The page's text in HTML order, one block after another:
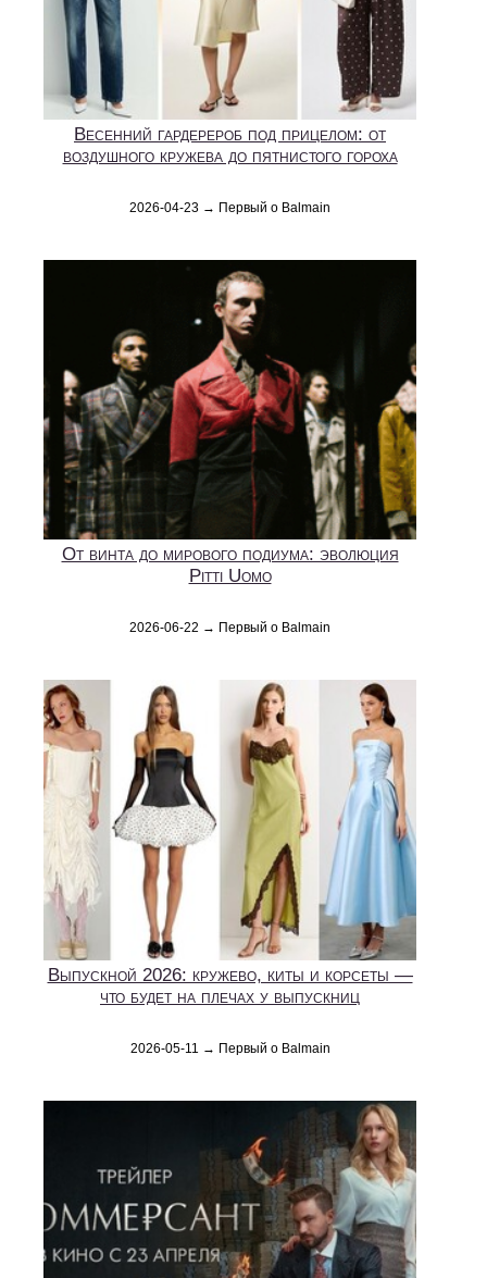
Весенний гардерероб под прицелом: от
воздушного кружева до пятнистого гороха
2026-04-23 → Первый о Balmain
От винта до мирового подиума: эволюция
Pitti Uomo
2026-06-22 → Первый о Balmain
Выпускной 2026: кружево, киты и корсеты —
что будет на плечах у выпускниц
2026-05-11 → Первый о Balmain